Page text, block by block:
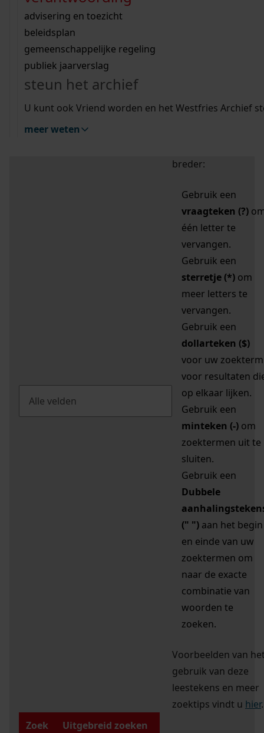
bouwvergunningen
omgevingsvergunningen
vergunningen
beeld en geluid
uitleg nodig?
Wij helpen u op weg met een aantal zoektips.
bekijk alle zoektips
Wij helpen u op weg met een aantal zoektips.
bekijk alle zoektips
bekijk ons geschiedenislokaal
advisering en toezicht
beleidsplan
gemeenschappelijke regeling
publiek jaarverslag
steun het archief
U kunt ook Vriend worden en het Westfries Archief
meer weten
zoektips
Mijn Studiezaal (inloggen)
uw zoekopdracht te
breder:
Gebruik een
vraagteken (?)
één letter te
vervangen.
Gebruik een
sterretje (*) om
meer letters te
vervangen.
Gebruik een
dollarteken ($)
voor uw zoekterm
voor resultaten
op elkaar lijken.
Gebruik een
minteken (-) om
zoektermen uit te
sluiten.
Gebruik een
Dubbele
(" ") aan het begin
en einde van uw
zoektermen om
naar de exacte
combinatie van
woorden te
zoeken.
Voorbeelden van
gebruik van deze
leestekens en meer
zoektips vindt u hier.
Zoek
Uitgebreid zoeken